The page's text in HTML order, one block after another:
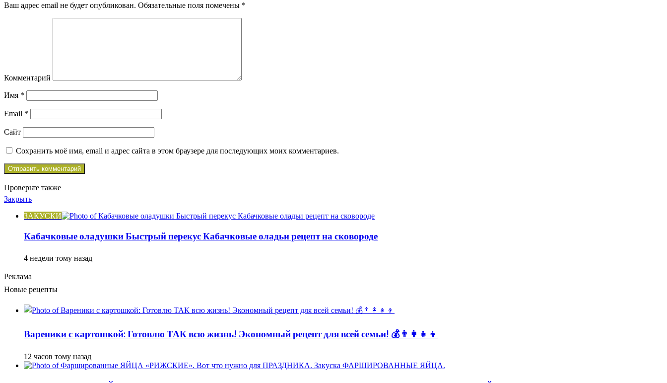
Ваш адрес email не будет опубликован. Обязательные поля помечены *
Комментарий
Имя *
Email *
Сайт
Сохранить моё имя, email и адрес сайта в этом браузере для последующих моих комментариев.
Проверьте также
Закрыть
ЗАКУСКИ
Кабачковые оладушки Быстрый перекус Кабачковые оладьи рецепт на сковороде
4 недели тому назад
Реклама
Новые рецепты
Вареники с картошкой: Готовлю ТАК всю жизнь! Экономный рецепт для всей семьи! 💰👨👩👧👦
12 часов тому назад